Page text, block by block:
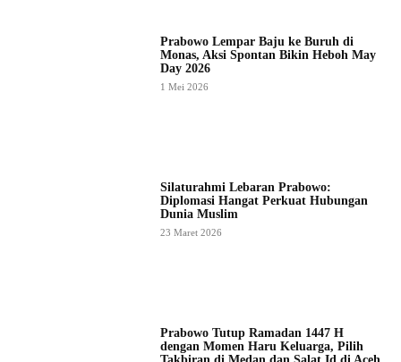
Prabowo Lempar Baju ke Buruh di
Monas, Aksi Spontan Bikin Heboh May
Day 2026
1 Mei 2026
Silaturahmi Lebaran Prabowo:
Diplomasi Hangat Perkuat Hubungan
Dunia Muslim
23 Maret 2026
Prabowo Tutup Ramadan 1447 H
dengan Momen Haru Keluarga, Pilih